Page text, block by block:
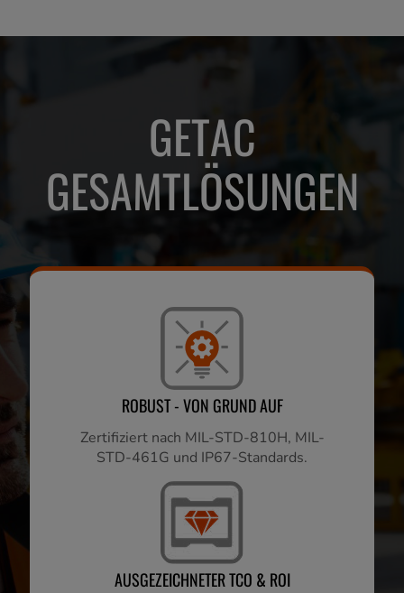
GETAC
GESAMTLÖSUNGEN
ROBUST - VON GRUND AUF
Zertifiziert nach MIL-STD-810H, MIL-
STD-461G und IP67-Standards.
AUSGEZEICHNETER TCO & ROI